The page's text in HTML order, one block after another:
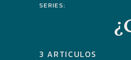
SERIES:
3 ARTICULOS